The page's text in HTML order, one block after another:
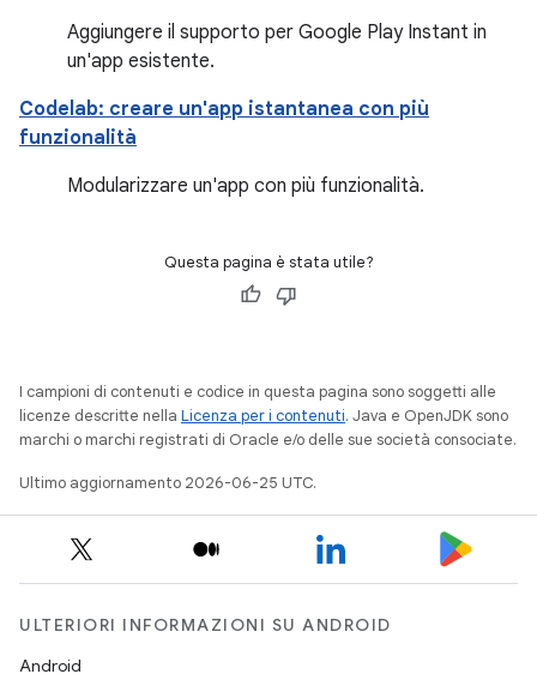
Aggiungere il supporto per Google Play Instant in
un'app esistente.
Codelab: creare un'app istantanea con più
funzionalità
Modularizzare un'app con più funzionalità.
Questa pagina è stata utile?
I campioni di contenuti e codice in questa pagina sono soggetti alle
licenze descritte nella Licenza per i contenuti. Java e OpenJDK sono
marchi o marchi registrati di Oracle e/o delle sue società consociate.
Ultimo aggiornamento 2026-06-25 UTC.
ULTERIORI INFORMAZIONI SU ANDROID
Android